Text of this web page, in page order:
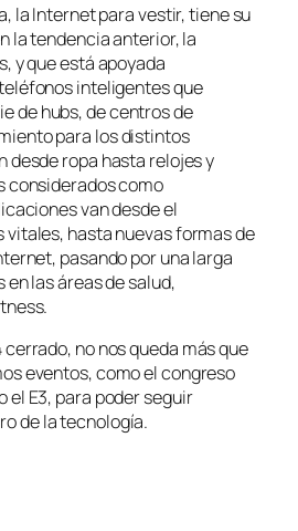
la Internet para vestir, tiene su
la tendencia anterior, la
y que está apoyada
inteligentes que
de hubs, de centros de
para los distintos
desde ropa hasta relojes y
considerados como
van desde el
vitales, hasta nuevas formas de
pasando por una larga
las áreas de salud,
cerrado, no nos queda más que
eventos, como el congreso
el E3, para poder seguir
de la tecnología.